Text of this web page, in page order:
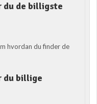
du de billigste
hvordan du finder de
du billige